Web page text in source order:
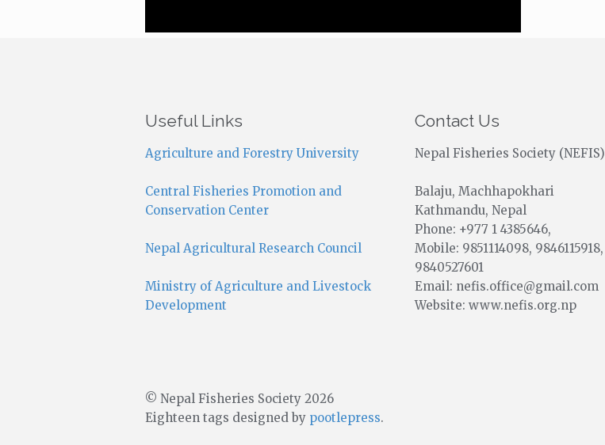
Useful Links
Agriculture and Forestry University
Central Fisheries Promotion and
Conservation Center
Nepal Agricultural Research Council
Ministry of Agriculture and Livestock
Development
Contact Us
Nepal Fisheries Society (NEFIS)
Balaju, Machhapokhari
Kathmandu, Nepal
Phone: +977 1 4385646,
Mobile: 9851114098, 9846115918,
9840527601
Email: nefis.office@gmail.com
Website: www.nefis.org.np
© Nepal Fisheries Society 2026
Eighteen tags designed by pootlepress.